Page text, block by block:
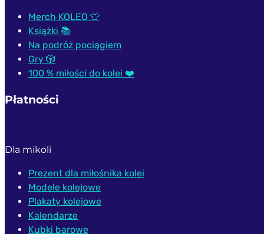
Merch KOLEO 👕
Książki 📚
Na podróż pociągiem
Gry 🎲
100 % miłości do kolei ❤️
Płatności
Dla mikoli
Prezent dla miłośnika kolei
Modele kolejowe
Plakaty kolejowe
Kalendarze
Kubki barowe